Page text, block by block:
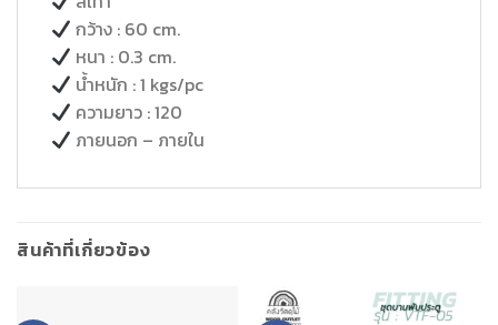
กว้าง : 60 cm.
หนา : 0.3 cm.
น้ำหนัก : 1 kgs/pc
ความยาว : 120
ภายนอก – ภายใน
สินค้าที่เกี่ยวข้อง